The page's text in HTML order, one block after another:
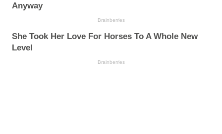
Anyway
Brainberries
She Took Her Love For Horses To A Whole New
Level
Brainberries